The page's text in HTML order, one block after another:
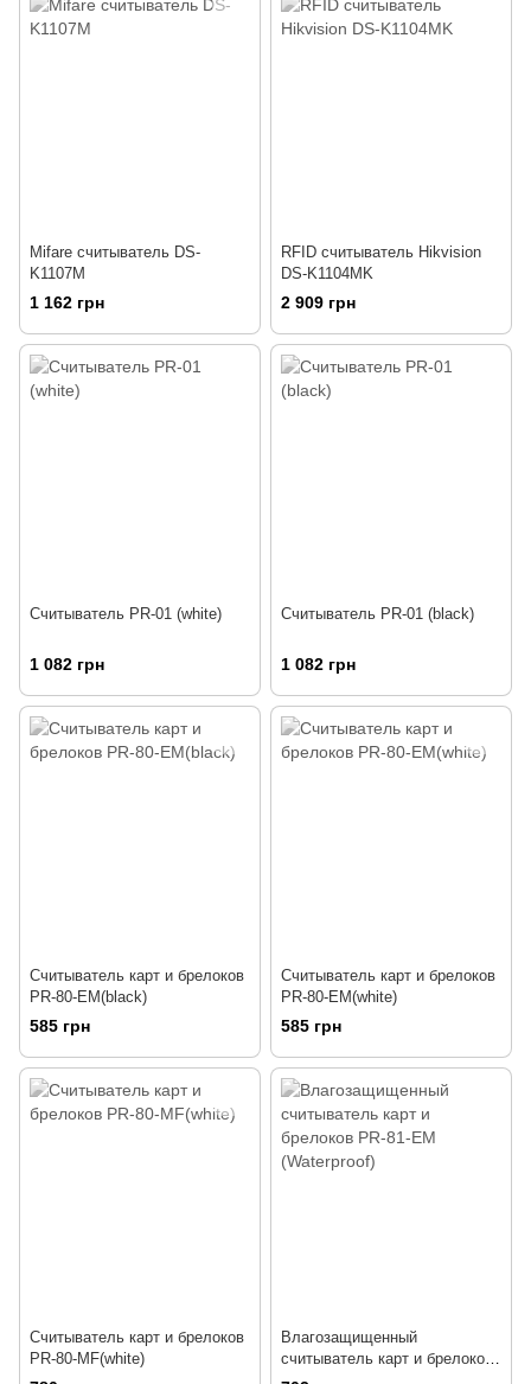
Mifare считыватель DS-
K1107M
1 162 грн
RFID считыватель Hikvision
DS-K1104MK
2 909 грн
Считыватель PR-01 (white)
1 082 грн
Считыватель PR-01 (black)
1 082 грн
Считыватель карт и брелоков
PR-80-EM(black)
585 грн
Считыватель карт и брелоков
PR-80-EM(white)
585 грн
Считыватель карт и брелоков
PR-80-MF(white)
Влагозащищенный
считыватель карт и брелоков
PR-81-EM (Waterproof)